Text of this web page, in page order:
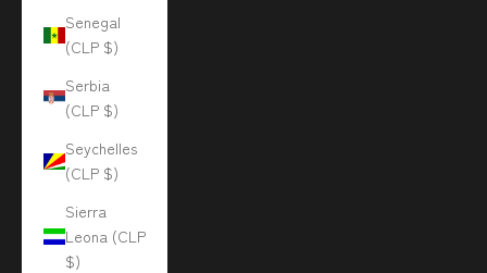
Senegal
(CLP $)
Serbia
(CLP $)
Seychelles
(CLP $)
Sierra
Leona (CLP
$)